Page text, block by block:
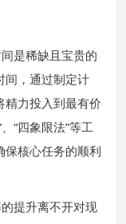
是稀缺且宝贵的
间，通过制定计
精力投入到最有价
“四象限法”等工
保核心任务的顺利
提升离不开对现